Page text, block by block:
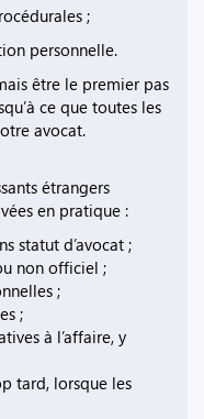
;
personnelle.
être le premier pas
ce que toutes les
avocat.
étrangers
en pratique :
statut d’avocat ;
non officiel ;
;
;
à l’affaire, y
tard, lorsque les